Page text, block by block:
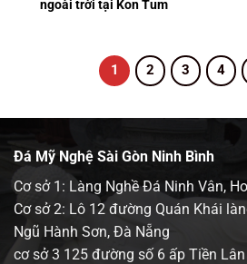
ngoài trời tại Kon Tum
1 2 3 4
Đá Mỹ Nghệ Sài Gòn Ninh Bình
Cơ sở 1: Làng Nghề Đá Ninh Vân,
Cơ sở 2: Lô 12 đường Quán Khái
Ngũ Hành Sơn, Đà Nẵng
cơ sở 3 125 đường số 6 ấp Tiền